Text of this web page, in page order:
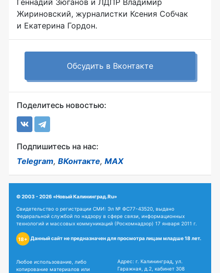
Геннадий Зюганов и ЛДПР Владимир
Жириновский, журналистки Ксения Собчак
и Екатерина Гордон.
Обсудить в Вконтакте
Поделитесь новостью:
Подпишитесь на нас:
Telegram, ВКонтакте, MAX
© 2003 - 2026 «Новый Калининград.Ru»
Свидетельство о регистрации СМИ: Эл № ФС77-43520, выдано
Федеральной службой по надзору в сфере связи, информационных
технологий и массовых коммуникаций (Роскомнадзор) 17 января 2011 г.
18+ Данный сайт не предназначен для просмотра лицам младше 18 лет.
Любое использование, либо
копирование материалов или
Адрес: г. Калининград, ул.
Гаражная, д.2, кабинет 308